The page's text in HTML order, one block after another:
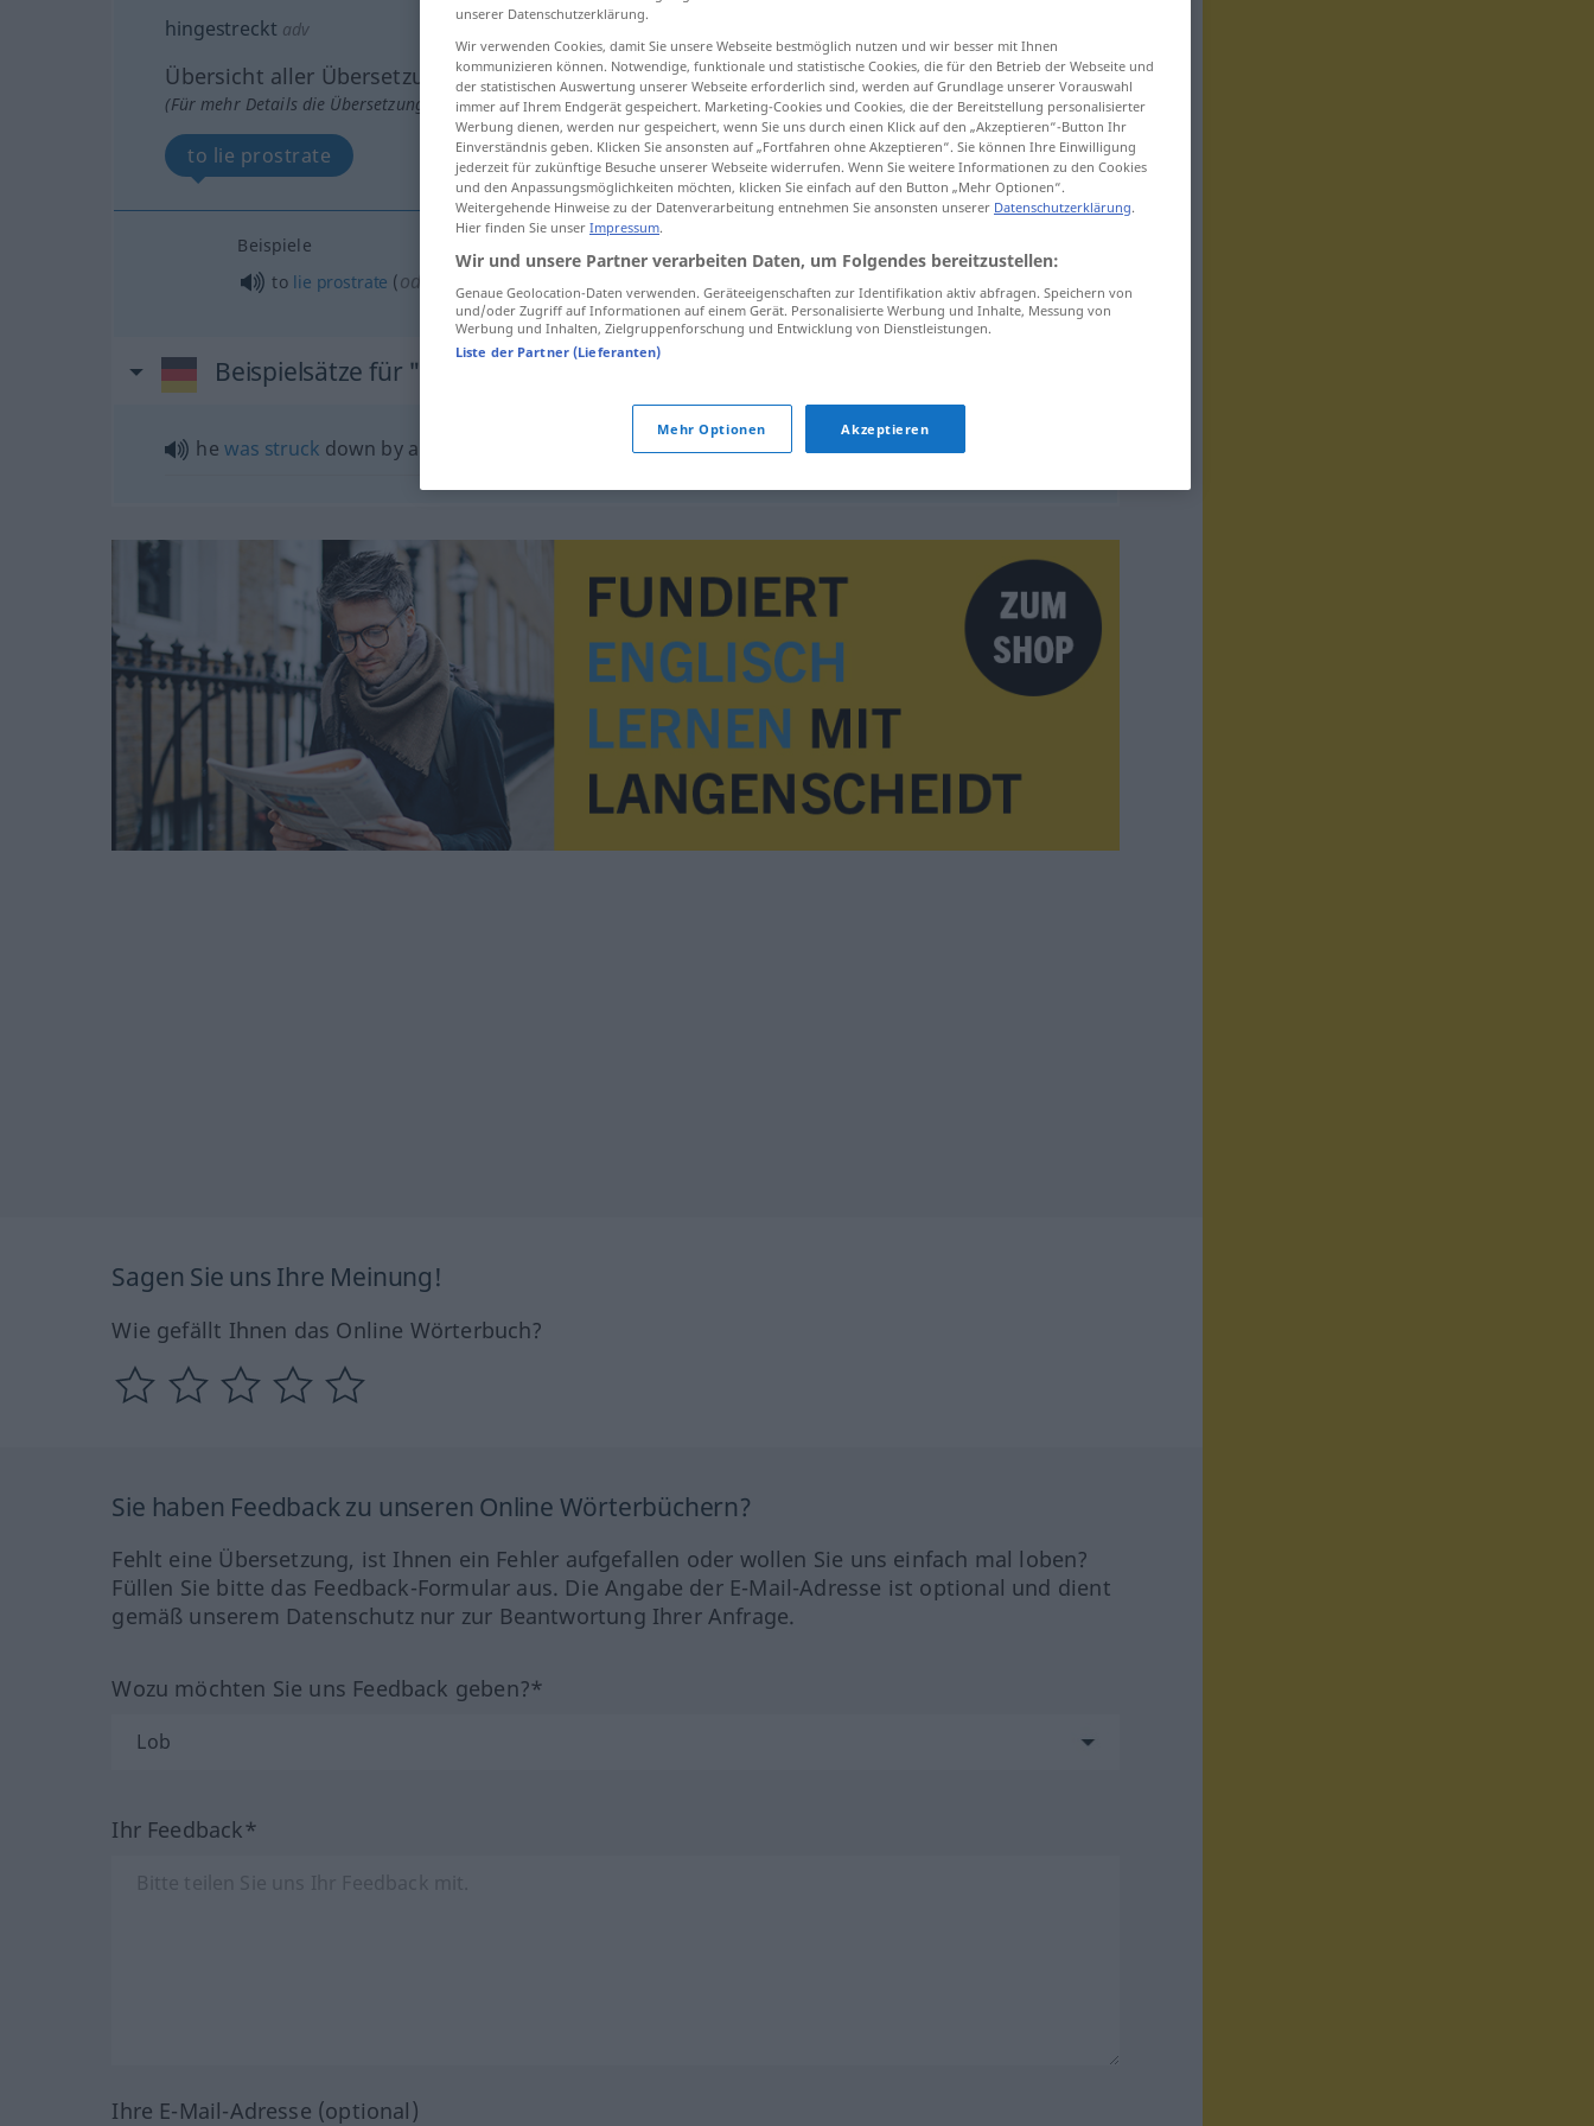
hingestreckt adv
Übersicht aller Übersetzungen
(Für mehr Details die Übersetzung anklicken/antippen)
to lie prostrate
Beispiele
to lie prostrate (od
Beispielsätze für "hingestreckt"
he was struck down by a eineKugelhatte ihn hingestreckt
Sagen Sie uns Ihre Meinung!
Wie gefällt Ihnen das Online Wörterbuch?
Sie haben Feedback zu unseren Online Wörterbüchern?
Fehlt eine Übersetzung, ist Ihnen ein Fehler aufgefallen oder wollen Sie uns einfach mal loben?
Füllen Sie bitte das Feedback-Formular aus. Die Angabe der E-Mail-Adresse ist optional und dient
gemäß unserem Datenschutz nur zur Beantwortung Ihrer Anfrage.
Wozu möchten Sie uns Feedback geben?*
Ihr Feedback*
Ihre E-Mail-Adresse (optional)
unserer Datenschutzerklärung.
Wir verwenden Cookies, damit Sie unsere Webseite bestmöglich nutzen und wir besser mit Ihnen
kommunizieren können. Notwendige, funktionale und statistische Cookies, die für den Betrieb der Webseite und
der statistischen Auswertung unserer Webseite erforderlich sind, werden auf Grundlage unserer Vorauswahl
immer auf Ihrem Endgerät gespeichert. Marketing-Cookies und Cookies, die der Bereitstellung personalisierter
Werbung dienen, werden nur gespeichert, wenn Sie uns durch einen Klick auf den „Akzeptieren“-Button Ihr
Einverständnis geben. Klicken Sie ansonsten auf „Fortfahren ohne Akzeptieren“. Sie können Ihre Einwilligung
jederzeit für zukünftige Besuche unserer Webseite widerrufen. Wenn Sie weitere Informationen zu den Cookies
und den Anpassungsmöglichkeiten möchten, klicken Sie einfach auf den Button „Mehr Optionen“.
Weitergehende Hinweise zu der Datenverarbeitung entnehmen Sie ansonsten unserer Datenschutzerklärung.
Hier finden Sie unser Impressum.
Wir und unsere Partner verarbeiten Daten, um Folgendes bereitzustellen:
Genaue Geolocation-Daten verwenden. Geräteeigenschaften zur Identifikation aktiv abfragen. Speichern von
und/oder Zugriff auf Informationen auf einem Gerät. Personalisierte Werbung und Inhalte, Messung von
Werbung und Inhalten, Zielgruppenforschung und Entwicklung von Dienstleistungen.
Liste der Partner (Lieferanten)
Mehr Optionen Akzeptieren